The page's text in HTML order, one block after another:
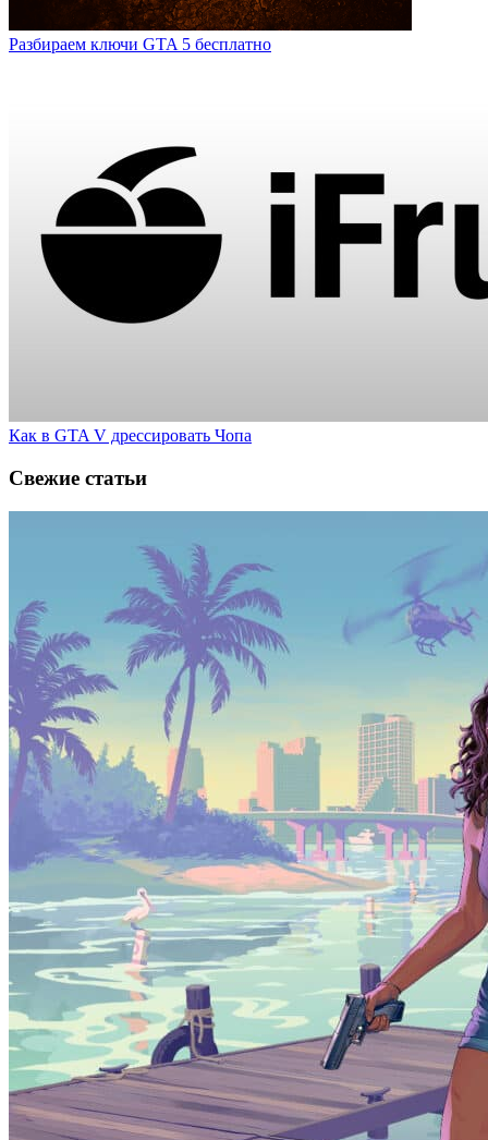
Разбираем ключи GTA 5 бесплатно
Как в GTA V дрессировать Чопа
Свежие статьи